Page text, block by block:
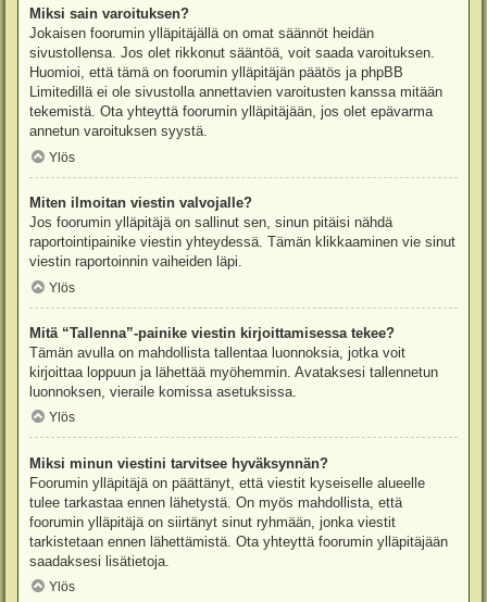
Miksi sain varoituksen?
Jokaisen foorumin ylläpitäjällä on omat säännöt heidän
sivustollensa. Jos olet rikkonut sääntöä, voit saada varoituksen.
Huomioi, että tämä on foorumin ylläpitäjän päätös ja phpBB
Limitedillä ei ole sivustolla annettavien varoitusten kanssa mitään
tekemistä. Ota yhteyttä foorumin ylläpitäjään, jos olet epävarma
annetun varoituksen syystä.
Ylös
Miten ilmoitan viestin valvojalle?
Jos foorumin ylläpitäjä on sallinut sen, sinun pitäisi nähdä
raportointipainike viestin yhteydessä. Tämän klikkaaminen vie sinut
viestin raportoinnin vaiheiden läpi.
Ylös
Mitä “Tallenna”-painike viestin kirjoittamisessa tekee?
Tämän avulla on mahdollista tallentaa luonnoksia, jotka voit
kirjoittaa loppuun ja lähettää myöhemmin. Avataksesi tallennetun
luonnoksen, vieraile komissa asetuksissa.
Ylös
Miksi minun viestini tarvitsee hyväksynnän?
Foorumin ylläpitäjä on päättänyt, että viestit kyseiselle alueelle
tulee tarkastaa ennen lähetystä. On myös mahdollista, että
foorumin ylläpitäjä on siirtänyt sinut ryhmään, jonka viestit
tarkistetaan ennen lähettämistä. Ota yhteyttä foorumin ylläpitäjään
saadaksesi lisätietoja.
Ylös